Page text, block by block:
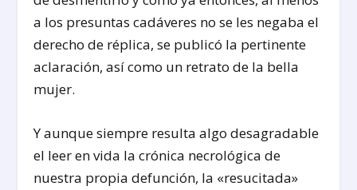
a los presuntas cadáveres no se les negaba el
derecho de réplica, se publicó la pertinente
acla­ración, así como un retrato de la bella
mujer.
Y aunque siempre resulta algo desagradable
el leer en vida la crónica necrológica de
nuestra pro­pia defunción, la «resucitada»